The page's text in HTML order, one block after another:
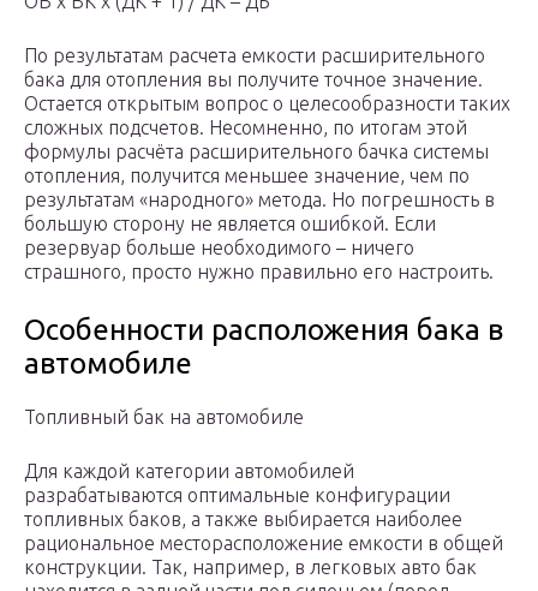
По результатам расчета емкости расширительного
бака для отопления вы получите точное значение.
Остается открытым вопрос о целесообразности таких
сложных подсчетов. Несомненно, по итогам этой
формулы расчёта расширительного бачка системы
отопления, получится меньшее значение, чем по
результатам «народного» метода. Но погрешность в
большую сторону не является ошибкой. Если
резервуар больше необходимого – ничего
страшного, просто нужно правильно его настроить.
Особенности расположения бака в
автомобиле
Топливный бак на автомобиле
Для каждой категории автомобилей
разрабатываются оптимальные конфигурации
топливных баков, а также выбирается наиболее
рациональное месторасположение емкости в общей
конструкции. Так, например, в легковых авто бак